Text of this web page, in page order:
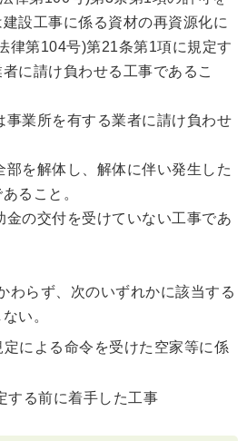
設工事に係る資材の再資源化に
律第104号)第21条第1項に規定す
に請け負わせる工事であるこ
事業所を有する業者に請け負わせ
部を解体し、解体に伴い発生した
ること。
金の交付を受けていない工事であ
わらず、次のいずれかに該当する
い。
による命令を受けた空家等に係
する前に着手した工事